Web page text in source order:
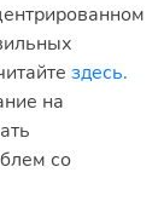
здесь.
на
со